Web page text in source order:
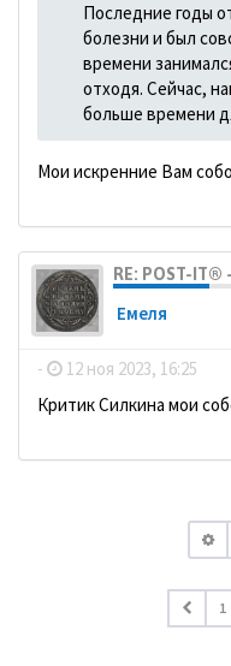
Последние годы
болезни и был
времени
отходя. Сейчас,
больше времени
Мои искренние Вам
RE: POST-
Емеля
- 12 ноя 2023, 16:25
Критик Силкина мои
1